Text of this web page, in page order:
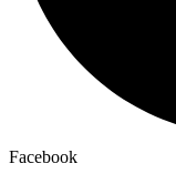
Facebook